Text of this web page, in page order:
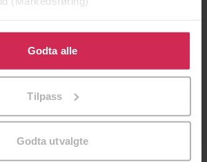
for å gi oss ditt samtykke til å
disse formålene. Du kan også
til spesifikke formål ved å klikke
Godta alle
Tilpass
Godta utvalgte
129,-